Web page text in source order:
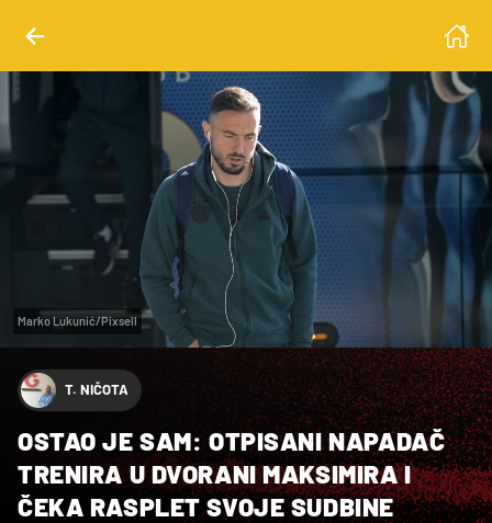
Marko Lukunić/Pixsell
T. NIČOTA
OSTAO JE SAM: OTPISANI NAPADAČ
TRENIRA U DVORANI MAKSIMIRA I
ČEKA RASPLET SVOJE SUDBINE